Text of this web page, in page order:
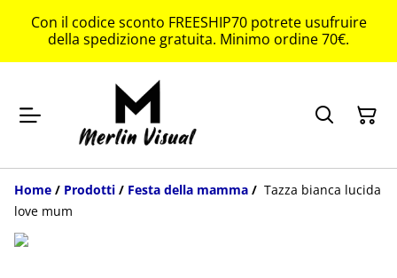
Con il codice sconto FREESHIP70 potrete usufruire
della spedizione gratuita. Minimo ordine 70€.
Home / Prodotti / Festa della mamma / Tazza bianca lucida
love mum